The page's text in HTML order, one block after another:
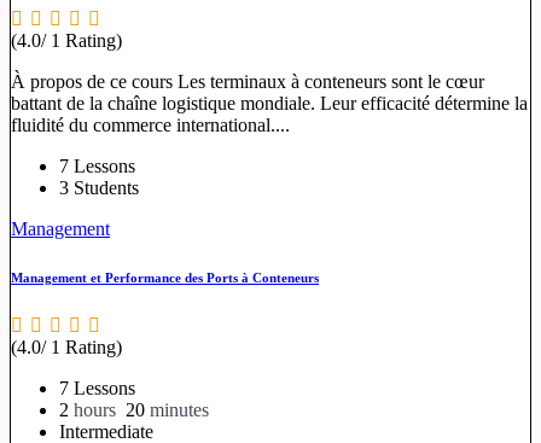
(4.0/ 1 Rating)
À propos de ce cours Les terminaux à conteneurs sont le cœur
battant de la chaîne logistique mondiale. Leur efficacité détermine la
fluidité du commerce international....
7 Lessons
3 Students
Management
Management et Performance des Ports à Conteneurs
(4.0/ 1 Rating)
7 Lessons
2 hours 20 minutes
Intermediate